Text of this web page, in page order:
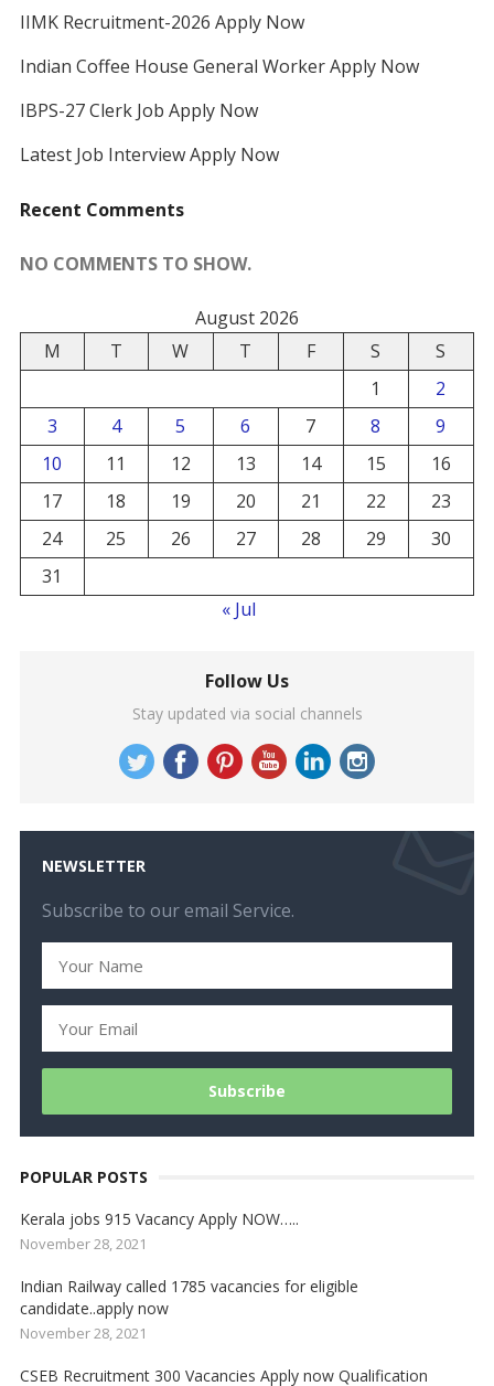
IIMK Recruitment-2026 Apply Now
Indian Coffee House General Worker Apply Now
IBPS-27 Clerk Job Apply Now
Latest Job Interview Apply Now
Recent Comments
NO COMMENTS TO SHOW.
August 2026
M
T W T F S
S
1
2
3
4 5 6 7 8
9
10
11 12 13 14 15
16
17
18 19 20 21 22
23
24
25 26 27 28 29
30
31
« Jul
Follow Us
Stay updated via social channels
NEWSLETTER
Subscribe to our email Service.
POPULAR POSTS
Kerala jobs 915 Vacancy Apply NOW…..
November 28, 2021
Indian Railway called 1785 vacancies for eligible
candidate..apply now
November 28, 2021
CSEB Recruitment 300 Vacancies Apply now Qualification